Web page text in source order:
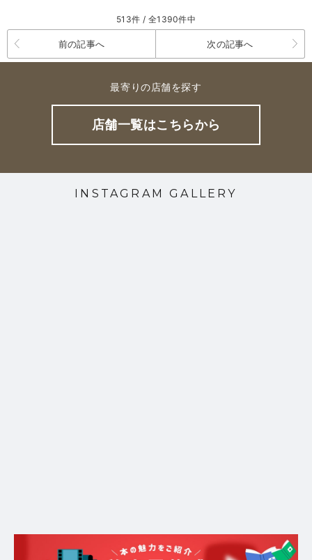
513件 / 全1390件中
前の記事へ 次の記事へ
最寄りの店舗を探す
店舗一覧はこちらから
INSTAGRAM GALLERY